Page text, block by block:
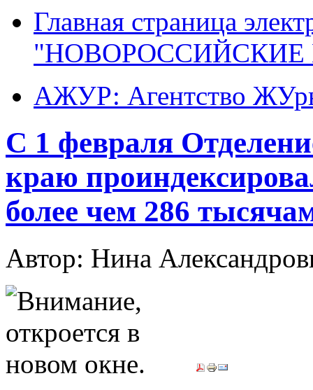
Главная страница
"НОВОРОССИЙСКИЕ
АЖУР: Агентство
С 1 февраля
краю
более чем 286
Автор: Нина